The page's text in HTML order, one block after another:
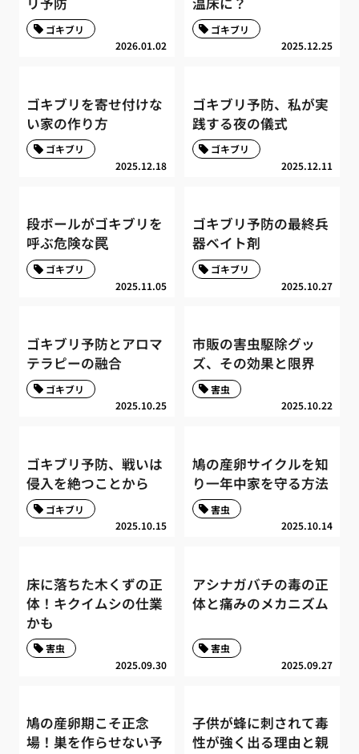
2026.01.02
ゴキブリ
2025.12.25
ゴキブリ
ゴキブリを寄せ付けな
い家の作り方
2025.12.18
ゴキブリ
ゴキブリ予防、私が実
践する夜の儀式
2025.12.11
ゴキブリ
段ボールがゴキブリを
呼ぶ危険な罠
2025.11.05
ゴキブリ
ゴキブリ予防の最終兵
器ベイト剤
2025.10.27
ゴキブリ
ゴキブリ予防とアロマ
テラピーの融合
2025.10.25
ゴキブリ
市販の害虫駆除グッ
ズ、その効果と限界
2025.10.22
害虫
ゴキブリ予防、戦いは
侵入を絶つことから
2025.10.15
ゴキブリ
鳩の産卵サイクルを知
り一年中家を守る方法
2025.10.14
害虫
床に落ちた木くずの正
体！キクイムシの仕業
かも
2025.09.30
害虫
アシナガバチの毒の正
体と痛みのメカニズム
2025.09.27
害虫
鳩の産卵期こそ正念
場！巣を作らせない予
子供が蜂に刺されて毒
性が強く出る理由と親